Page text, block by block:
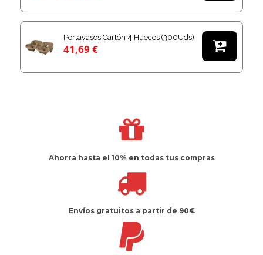
Portavasos Cartón 4 Huecos (300Uds)
41,69 € 
Ahorra hasta el 10% en todas tus compras
Envíos gratuitos a partir de 90€